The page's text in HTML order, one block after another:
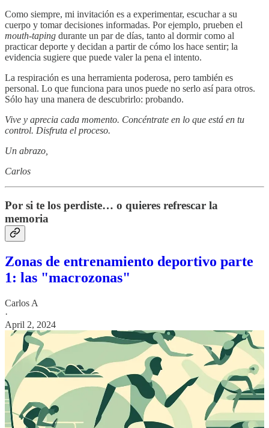
Como siempre, mi invitación es a experimentar, escuchar a su
cuerpo y tomar decisiones informadas. Por ejemplo, prueben el
mouth-taping durante un par de días, tanto al dormir como al
practicar deporte y decidan a partir de cómo los hace sentir; la
evidencia sugiere que puede valer la pena el intento.
La respiración es una herramienta poderosa, pero también es
personal. Lo que funciona para unos puede no serlo así para otros.
Sólo hay una manera de descubrirlo: probando.
Vive y aprecia cada momento. Concéntrate en lo que está en tu
control. Disfruta el proceso.
Un abrazo,
Carlos
Por si te los perdiste… o quieres refrescar la
memoria
Zonas de entrenamiento deportivo parte
1: las "macrozonas"
Carlos A
·
April 2, 2024